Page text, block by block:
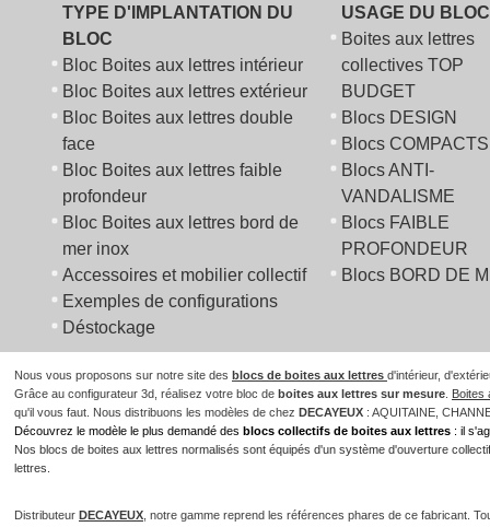
TYPE D'IMPLANTATION DU
BLOC
Bloc Boites aux lettres intérieur
Bloc Boites aux lettres extérieur
Bloc Boites aux lettres double
face
Bloc Boites aux lettres faible
profondeur
Bloc Boites aux lettres bord de
mer inox
Accessoires et mobilier collectif
Exemples de configurations
Déstockage
USAGE DU BLOC
Boites aux lettres
collectives TOP
BUDGET
Blocs DESIGN
Blocs COMPACTS
Blocs ANTI-
VANDALISME
Blocs FAIBLE
PROFONDEUR
Blocs BORD DE
Nous vous proposons sur notre site des blocs de boites aux lettres d'intérieur,
Grâce au configurateur 3d, réalisez votre bloc de boites aux lettres sur mesure Boites
qu'il vous faut. Nous distribuons les modèles de chez DECAYEUX : AQUITAINE,
Découvrez le modèle le plus demandé des blocs collectifs de boites aux lettres : il
Nos blocs de boites aux lettres normalisés sont équipés d'un système d'ouverture
lettres.
Distributeur DECAYEUX , notre gamme reprend les références phares de ce fabricant.